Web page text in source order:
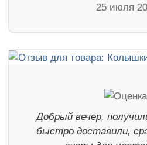
25 июля
Добрый вечер,
быстро доставили,